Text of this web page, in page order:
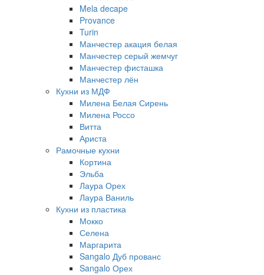
Mela decape
Provance
Turin
Манчестер акация белая
Манчестер серый жемчуг
Манчестер фисташка
Манчестер лён
Кухни из МДФ
Милена Белая Сирень
Милена Россо
Витта
Ариста
Рамочные кухни
Кортина
Эльба
Лаура Орех
Лаура Ваниль
Кухни из пластика
Мокко
Селена
Маргарита
Sangalo Дуб прованс
Sangalo Орех